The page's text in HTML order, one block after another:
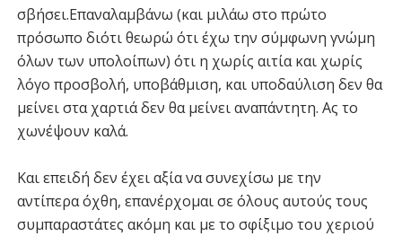
σβήσει.Επαναλαμβάνω (και μιλάω στο πρώτο
πρόσωπο διότι θεωρώ ότι έχω την σύμφωνη γνώμη
όλων των υπολοίπων) ότι η χωρίς αιτία και χωρίς
λόγο προσβολή, υποβάθμιση, και υποδαύλιση δεν θα
μείνει στα χαρτιά δεν θα μείνει αναπάντητη. Ας το
χωνέψουν καλά.
Και επειδή δεν έχει αξία να συνεχίσω με την
αντίπερα όχθη, επανέρχομαι σε όλους αυτούς τους
συμπαραστάτες ακόμη και με το σφίξιμο του χεριού